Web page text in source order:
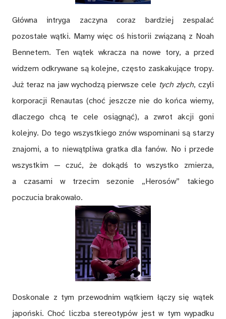
Główna intryga zaczyna coraz bardziej zespalać
pozostałe wątki. Mamy więc oś historii związaną z Noah
Bennetem. Ten wątek wkracza na nowe tory, a przed
widzem odkrywane są kolejne, często zaskakujące tropy.
Już teraz na jaw wychodzą pierwsze cele tych złych, czyli
korporacji Renautas (choć jeszcze nie do końca wiemy,
dlaczego chcą te cele osiągnąć), a zwrot akcji goni
kolejny. Do tego wszystkiego znów wspominani są starzy
znajomi, a to niewątpliwa gratka dla fanów. No i przede
wszystkim — czuć, że dokądś to wszystko zmierza,
a czasami w trzecim sezonie „Herosów” takiego
poczucia brakowało.
Doskonale z tym przewodnim wątkiem łączy się wątek
japoński. Choć liczba stereotypów jest w tym wypadku